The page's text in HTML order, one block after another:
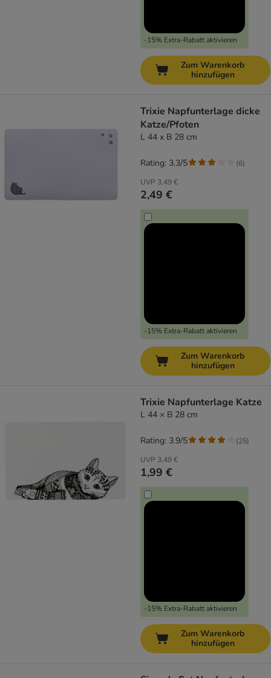
-15% Extra-Rabatt aktivieren
Zum Warenkorb
hinzufügen
Trixie Napfunterlage dicke
Katze/Pfoten
L 44 x B 28 cm
UVP 3,49 €
2,49 €
-15% Extra-Rabatt aktivieren
Rating: 3.3/5 (6)
Zum Warenkorb
hinzufügen
Trixie Napfunterlage Katze
L 44 × B 28 cm
UVP 3,49 €
1,99 €
-15% Extra-Rabatt aktivieren
Rating: 3.9/5 (25)
Zum Warenkorb
hinzufügen